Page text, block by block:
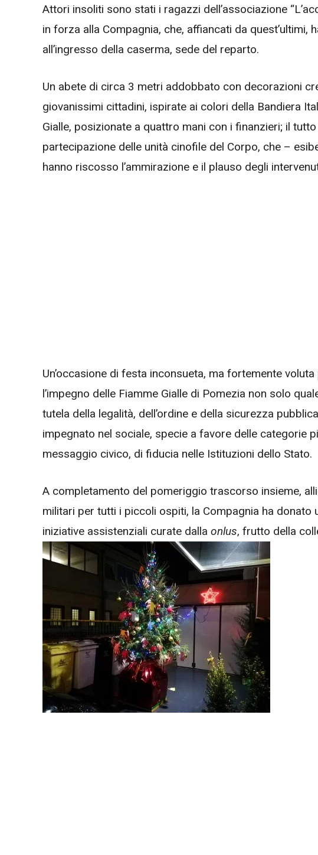
Attori insoliti sono stati i ragazzi dell’associazione
in forza alla Compagnia, che, affiancati da quest’ultimi,
all’ingresso della caserma, sede del reparto.
Un abete di circa 3 metri addobbato con decorazioni
giovanissimi cittadini, ispirate ai colori della Bandiera
Gialle, posizionate a quattro mani con i finanzieri; il
partecipazione delle unità cinofile del Corpo, che –
hanno riscosso l’ammirazione e il plauso degli
Un’occasione di festa inconsueta, ma fortemente
l’impegno delle Fiamme Gialle di Pomezia non solo
tutela della legalità, dell’ordine e della sicurezza
impegnato nel sociale, specie a favore delle categorie
messaggio civico, di fiducia nelle Istituzioni dello Stato.
A completamento del pomeriggio trascorso insieme,
militari per tutti i piccoli ospiti, la Compagnia ha
iniziative assistenziali curate dalla onlus, frutto della